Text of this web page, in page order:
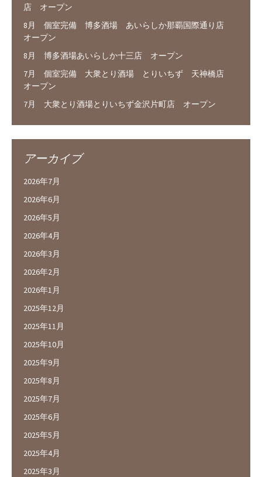
店 オープン
8月 個室完備 博多酒場 あいらしか那覇国際通り店
オープン
8月 博多酒場あいらしか十三店 オープン
7月 個室完備 大衆とり酒場 とりいちず 天神橋店
オープン
7月 大衆とり酒場とりいちず金沢片町店 オープン
アーカイブ
2026年7月
2026年6月
2026年5月
2026年4月
2026年3月
2026年2月
2026年1月
2025年12月
2025年11月
2025年10月
2025年9月
2025年8月
2025年7月
2025年6月
2025年5月
2025年4月
2025年3月